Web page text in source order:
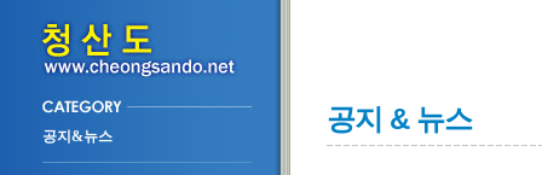
공지&뉴스
공지 & 뉴스